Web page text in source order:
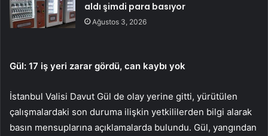
aldı şimdi para basıyor
Ağustos 3, 2026
Gül: 17 iş yeri zarar gördü, can kaybı yok
İstanbul Valisi Davut Gül de olay yerine gitti, yürütülen
çalışmalardaki son duruma ilişkin yetkililerden bilgi alarak
basın mensuplarına açıklamalarda bulundu. Gül, yangından